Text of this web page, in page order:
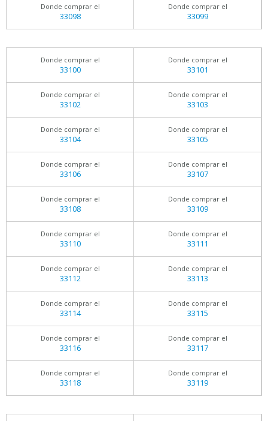
Donde comprar el
33098
Donde comprar el
33099
Donde comprar el
33100
Donde comprar el
33101
Donde comprar el
33102
Donde comprar el
33103
Donde comprar el
33104
Donde comprar el
33105
Donde comprar el
33106
Donde comprar el
33107
Donde comprar el
33108
Donde comprar el
33109
Donde comprar el
33110
Donde comprar el
33111
Donde comprar el
33112
Donde comprar el
33113
Donde comprar el
33114
Donde comprar el
33115
Donde comprar el
33116
Donde comprar el
33117
Donde comprar el
33118
Donde comprar el
33119